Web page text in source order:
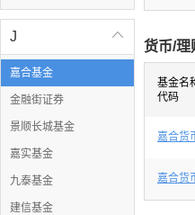

J
嘉合基金
金融街证券
景顺长城基金
嘉实基金
九泰基金
建信基金
货币/理
基金名
代码
嘉合货
嘉合货